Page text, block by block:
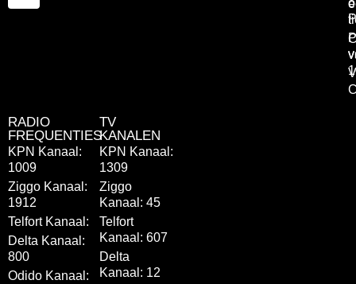
RADIO
FREQUENTIES
KPN Kanaal:
1009
Ziggo Kanaal:
1912
Telfort Kanaal:
Delta Kanaal:
800
Odido Kanaal:
TV
KANALEN
KPN Kanaal:
1309
Ziggo
Kanaal: 45
Telfort
Kanaal: 607
Delta
Kanaal: 12